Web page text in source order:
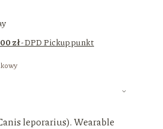
zł- DPD Pickup punkt
leporarius). Wearable